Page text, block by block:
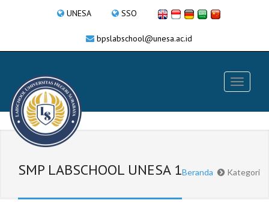
UNESA SSO
bpslabschool@unesa.ac.id
SMP LABSCHOOL UNESA 1Beranda Kategori